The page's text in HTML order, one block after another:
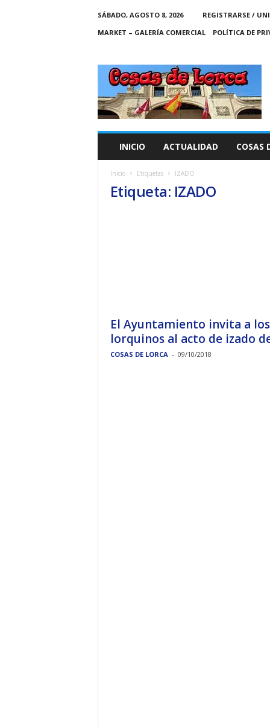
SÁBADO, AGOSTO 8, 2026
REGISTRARSE /
MARKET – GALERÍA COMERCIAL
POLÍTICA DE
C
A
S
INICIO ACTUALIDAD COSAS
Inicio Etiquetas IZADO
Etiqueta: IZADO
El Ayuntamiento invita a los
lorquinos al acto de izado
COSAS DE LORCA - 09/10/2018